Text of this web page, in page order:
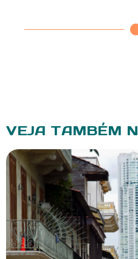
VEJA TAMBÉM